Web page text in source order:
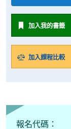
加入我的書籤
加入課程比較
報名代碼：